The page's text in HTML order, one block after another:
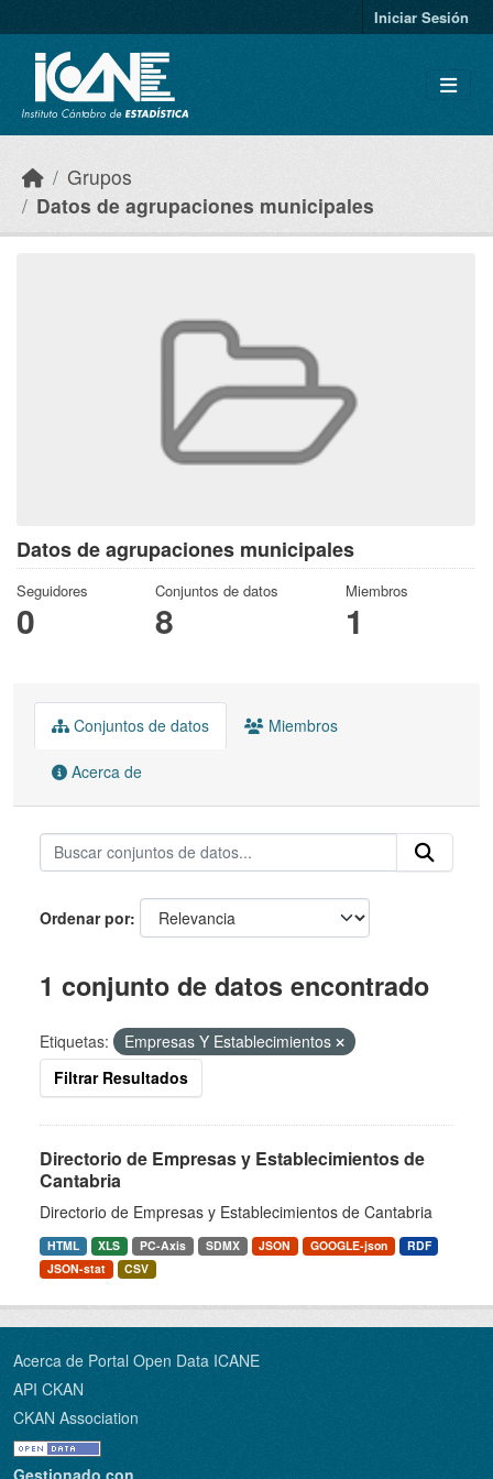
Iniciar Sesión
Grupos
Datos de agrupaciones municipales
Datos de agrupaciones municipales
Seguidores
0
Conjuntos de datos
8
Miembros
1
Conjuntos de datos Miembros
Acerca de
Ordenar por
1 conjunto de datos encontrado
Etiquetas:
Empresas Y Establecimientos
Filtrar Resultados
Directorio de Empresas y Establecimientos de
Cantabria
Directorio de Empresas y Establecimientos de Cantabria
HTML XLS PC-Axis SDMX JSON GOOGLE-json
RDF
JSON-stat
CSV
Acerca de Portal Open Data ICANE
API CKAN
CKAN Association